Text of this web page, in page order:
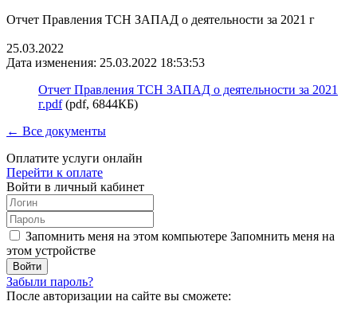
Отчет Правления ТСН ЗАПАД о деятельности за 2021 г
25.03.2022
Дата изменения: 25.03.2022 18:53:53
Отчет Правления ТСН ЗАПАД о деятельности за 2021
г.pdf(pdf, 6844КБ)
← Все документы
Оплатите услуги онлайн
Перейти к оплате
Войти в личный кабинет
Запомнить меня на этом компьютере Запомнить меня на
этом устройстве
Забыли пароль?
После авторизации на сайте вы сможете: